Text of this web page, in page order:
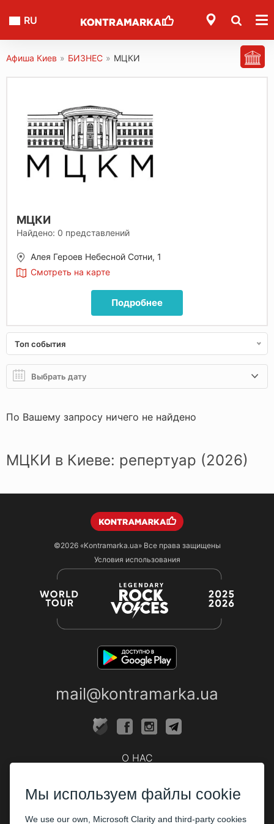
RU
Афиша Киев » БИЗНЕС » МЦКИ
МЦКИ
Найдено: 0 представлений
Алея Героев Небесной Сотни, 1
Смотреть на карте
Подробнее
Топ события
По Вашему запросу ничего не найдено
МЦКИ в Киеве: репертуар (2026)
©2026 «Kontramarka.ua»Все права защищены
Условия использования
mail@kontramarka.ua
О НАС
ПАРТНЕРАМ
Мы используем файлы cookie
We use our own, Microsoft Clarity and third-party cookies